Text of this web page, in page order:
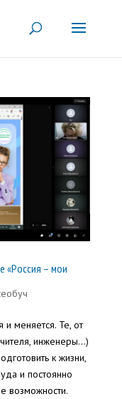
«Россия – мои
меняется. Те, от
инженеры…)
к жизни,
и постоянно
возможности.